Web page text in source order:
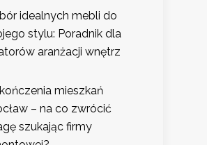
idealnych mebli do
stylu: Poradnik dla
aranżacji wnętrz
mieszkań
– na co zwrócić
szukając firmy